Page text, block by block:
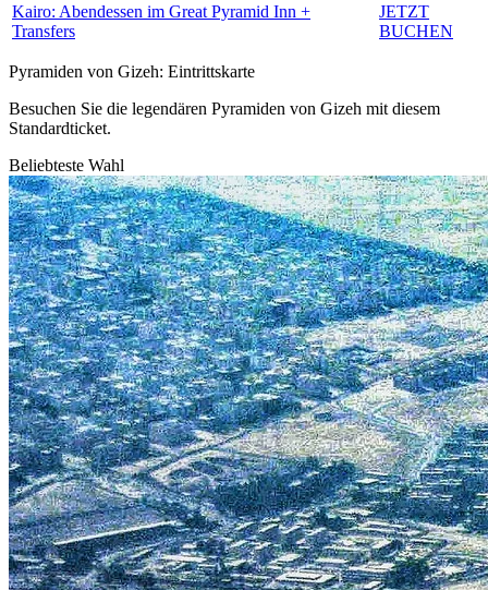
Kairo: Abendessen im Great Pyramid Inn +
Transfers
JETZT
BUCHEN
Pyramiden von Gizeh: Eintrittskarte
Besuchen Sie die legendären Pyramiden von Gizeh mit diesem
Standardticket.
Beliebteste Wahl